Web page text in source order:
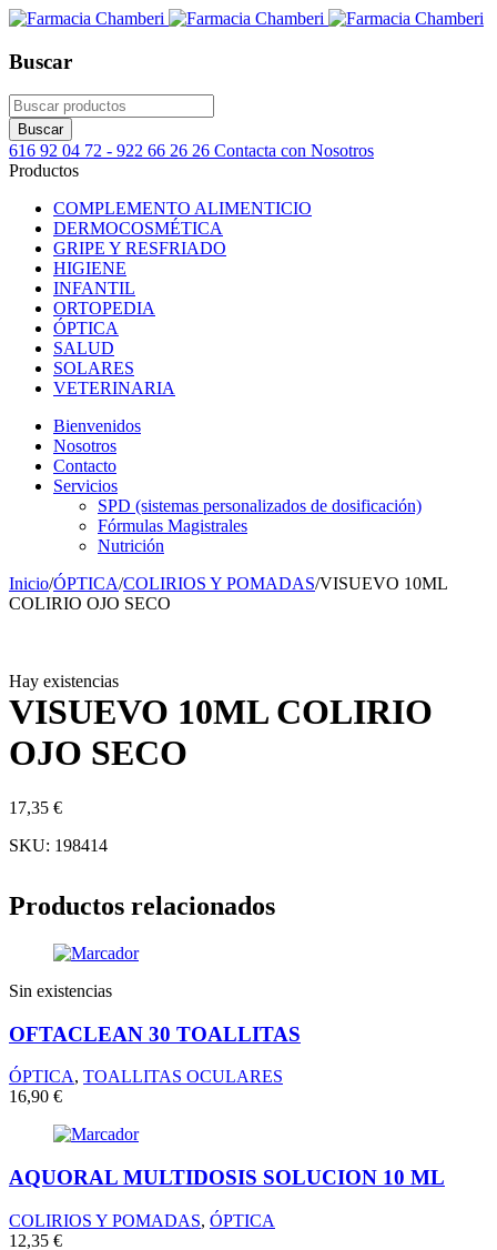
Buscar
616 92 04 72 - 922 66 26 26 Contacta con Nosotros
Productos
COMPLEMENTO ALIMENTICIO
DERMOCOSMÉTICA
GRIPE Y RESFRIADO
HIGIENE
INFANTIL
ORTOPEDIA
ÓPTICA
SALUD
SOLARES
VETERINARIA
Bienvenidos
Nosotros
Contacto
Servicios
SPD (sistemas personalizados de dosificación)
Fórmulas Magistrales
Nutrición
Inicio/ÓPTICA/COLIRIOS Y POMADAS/VISUEVO 10ML
COLIRIO OJO SECO
Hay existencias
VISUEVO 10ML COLIRIO
OJO SECO
17,35 €
SKU: 198414
Productos relacionados
Sin existencias
OFTACLEAN 30 TOALLITAS
ÓPTICA, TOALLITAS OCULARES
16,90 €
AQUORAL MULTIDOSIS SOLUCION 10 ML
COLIRIOS Y POMADAS, ÓPTICA
12,35 €